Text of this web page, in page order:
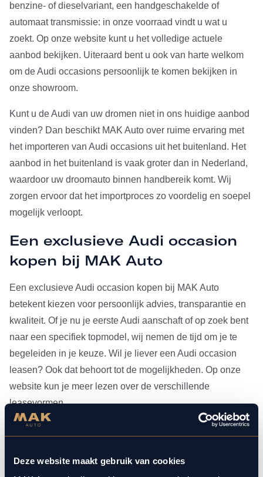
Deze website maakt gebruik van cookies
benzine- of dieselvariant, een handgeschakelde of
automaat transmissie: in onze voorraad vindt u wat u
zoekt. Op onze website kunt u het volledige actuele
aanbod bekijken. Uiteraard bent u ook van harte welkom
om de Audi occasions persoonlijk te komen bekijken in
onze showroom.
Kunt u de Audi van uw dromen niet in ons huidige aanbod
vinden? Dan beschikt MAK Auto over ruime ervaring met
het importeren van Audi occasions uit het buitenland. Het
aanbod in het buitenland is vaak groter dan in Nederland,
waardoor uw droomauto binnen handbereik komt. Wij
zorgen ervoor dat het importproces zo voordelig en soepel
mogelijk verloopt.
Een exclusieve Audi occasion
kopen bij MAK Auto
Een exclusieve Audi occasion kopen bij MAK Auto
betekent kiezen voor persoonlijk advies, transparantie en
kwaliteit. Of je nu je eerste Audi aanschaft of op zoek bent
naar een specifiek topmodel, wij nemen de tijd om je te
begeleiden in je keuze. Wil je liever een Audi occasion
leasen? Ook dat behoort tot de mogelijkheden. Op onze
website kun je meer lezen over de verschillende
leasevormen.
Heb je je Audi occasion eenmaal gevonden, dan kun je
aangesloten bij Bosch Car Service, beschikken onze